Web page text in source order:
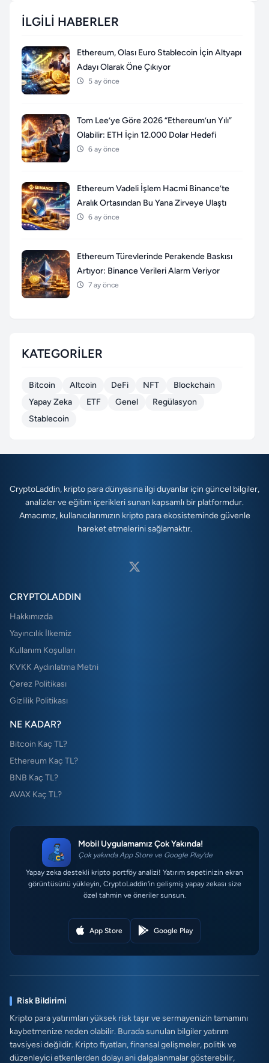
İLGILI HABERLER
Ethereum, Olası Euro Stablecoin İçin Altyapı
Adayı Olarak Öne Çıkıyor
5 ay önce
Tom Lee’ye Göre 2026 “Ethereum’un Yılı”
Olabilir: ETH İçin 12.000 Dolar Hedefi
6 ay önce
Ethereum Vadeli İşlem Hacmi Binance’te
Aralık Ortasından Bu Yana Zirveye Ulaştı
6 ay önce
Ethereum Türevlerinde Perakende Baskısı
Artıyor: Binance Verileri Alarm Veriyor
7 ay önce
KATEGORILER
Bitcoin Altcoin DeFi NFT
Blockchain
Yapay Zeka
ETF Genel
Regülasyon
Stablecoin
CryptoLaddin, kripto para dünyasına ilgi duyanlar için güncel bilgiler,
analizler ve eğitim içerikleri sunan kapsamlı bir platformdur.
Amacımız, kullanıcılarımızın kripto para ekosisteminde güvenle
hareket etmelerini sağlamaktır.
CRYPTOLADDIN
Hakkımızda
Yayıncılık İlkemiz
Kullanım Koşulları
KVKK Aydınlatma Metni
Çerez Politikası
Gizlilik Politikası
NE KADAR?
Bitcoin Kaç TL?
Ethereum Kaç TL?
BNB Kaç TL?
AVAX Kaç TL?
Mobil Uygulamamız Çok Yakında!
Çok yakında App Store ve Google Play'de
Yapay zeka destekli kripto portföy analizi! Yatırım sepetinizin ekran
görüntüsünü yükleyin, CryptoLaddin'in gelişmiş yapay zekası size
özel tahmin ve öneriler sunsun.
App Store Google Play
Risk Bildirimi
Kripto para yatırımları yüksek risk taşır ve sermayenizin tamamını
kaybetmenize neden olabilir. Burada sunulan bilgiler yatırım
tavsiyesi değildir. Kripto fiyatları, finansal gelişmeler, politik ve
düzenleyici etkenlerden dolayı ani dalgalanmalar gösterebilir,